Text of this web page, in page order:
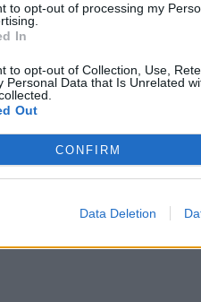
to opt-out of processing my
In
to opt-out of Collection, Use,
Personal Data that Is Unrelated
Out
CONFIRM
Data Deletion